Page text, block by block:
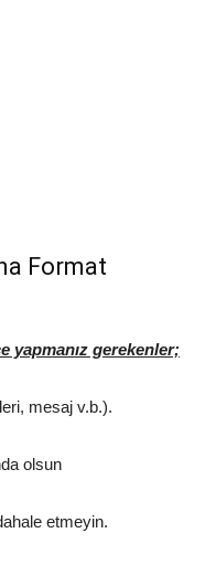
Format
yapmanız gerekenler;
mesaj v.b.).
olsun
etmeyin.